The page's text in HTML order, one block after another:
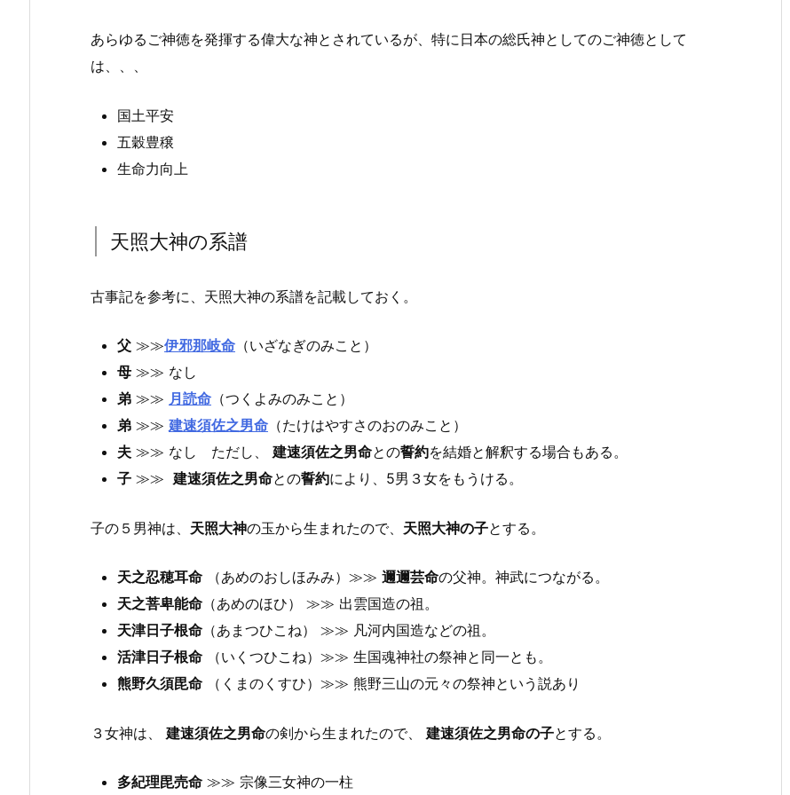
あらゆるご神徳を発揮する偉大な神とされているが、特に日本の総氏神としてのご神徳として
は、、、
国土平安
五穀豊穣
生命力向上
天照大神の系譜
古事記を参考に、天照大神の系譜を記載しておく。
父 ≫≫伊邪那岐命 （いざなぎのみこと）
母 ≫≫ なし
弟 ≫≫ 月読命 （つくよみのみこと）
弟 ≫≫ 建速須佐之男命 （たけはやすさのおのみこと）
夫 ≫≫ なし ただし、 建速須佐之男命との誓約を結婚と解釈する場合もある。
子 ≫≫ 建速須佐之男命との誓約により、5男３女をもうける。
子の５男神は、 天照大神の玉から生まれたので、 天照大神の子とする。
天之忍穂耳命 （あめのおしほみみ）≫≫ 邇邇芸命の父神。神武につながる。
天之菩卑能命 （あめのほひ） ≫≫ 出雲国造の祖。
天津日子根命 （あまつひこね） ≫≫ 凡河内国造などの祖。
活津日子根命 （いくつひこね）≫≫ 生国魂神社の祭神と同一とも。
熊野久須毘命 （くまのくすひ）≫≫ 熊野三山の元々の祭神という説あり
３女神は、 建速須佐之男命の剣から生まれたので、 建速須佐之男命の子とする。
多紀理毘売命 ≫≫ 宗像三女神の一柱